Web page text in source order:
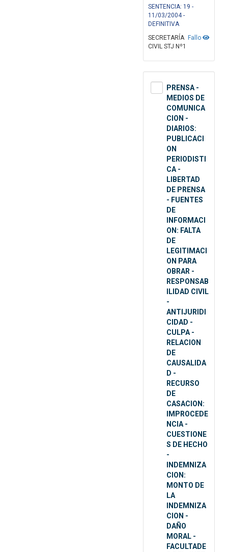
SENTENCIA: 19 -
11/03/2004 -
DEFINITIVA
Fallo
SECRETARÍA
CIVIL STJ Nº1
PRENSA -
MEDIOS DE
COMUNICA
CION -
DIARIOS:
PUBLICACI
ON
PERIODISTI
CA -
LIBERTAD
DE PRENSA
- FUENTES
DE
INFORMACI
ON: FALTA
DE
LEGITIMACI
ON PARA
OBRAR -
RESPONSAB
ILIDAD CIVIL
-
ANTIJURIDI
CIDAD -
CULPA -
RELACION
DE
CAUSALIDA
D -
RECURSO
DE
CASACION:
IMPROCEDE
NCIA -
CUESTIONE
S DE HECHO
-
INDEMNIZA
CION:
MONTO DE
LA
INDEMNIZA
CION -
DAÑO
MORAL -
FACULTADE